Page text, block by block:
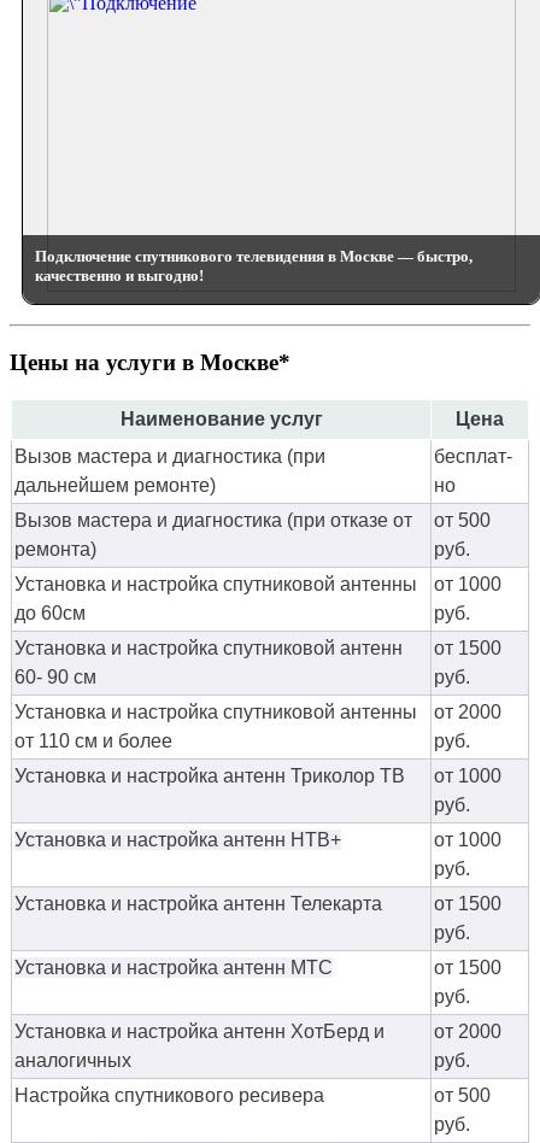
Подключение спутникового телевидения в Москве — быстро,
качественно и выгодно!
Цены на услуги в Москве*
Наименование услуг
Цена
Вызов мастера и диагностика (при
дальнейшем ремонте)
бес­плат­
но
Вызов мастера и диагностика (при отказе от
ремонта)
от 500
руб.
Установка и настройка спутниковой антенны
до 60см
от 1000
руб.
Установка и настройка спутниковой антенн
60- 90 см
от 1500
руб.
Установка и настройка спутниковой антенны
от 110 см и более
от 2000
руб.
Установка и настройка антенн Триколор ТВ
от 1000
руб.
Установка и настройка антенн НТВ+
от 1000
руб.
Установка и настройка антенн Телекарта
от 1500
руб.
Установка и настройка антенн МТС
от 1500
руб.
Установка и настройка антенн ХотБерд и
аналогичных
от 2000
руб.
Настройка спутникового ресивера
от 500
руб.